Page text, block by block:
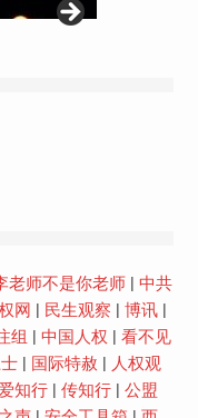
老师不是你老师| 中共
网 | 民生观察 | 博讯|
组 | 中国人权 | 看不见
| 国际特赦 | 人权观
知行| 传知行| 公盟